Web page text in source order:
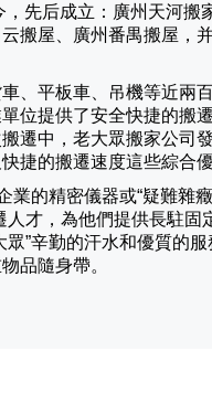
，先后成立：廣州天河搬
搬屋、廣州番禺搬屋，
、平板車、吊機等近兩
位提供了安全快捷的搬
遷中，老大眾搬家公司
捷的搬遷速度這些綜合優
的精密儀器或“疑難雜
才，為他們提供長駐固
”辛勤的汗水和優質的
品隨身帶。